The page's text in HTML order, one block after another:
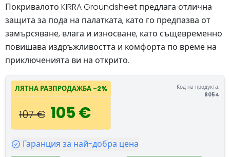
Покривалото KIRRA Groundsheet предлага отлична
защита за пода на палатката, като го предпазва от
замърсяване, влага и износване, като същевременно
повишава издръжливостта и комфорта по време на
приключенията ви на открито.
ЛЯТНА РАЗПРОДАЖБА -2%
107 € 105 €
Код на продукта:
8054
Гаранция за най-добра цена